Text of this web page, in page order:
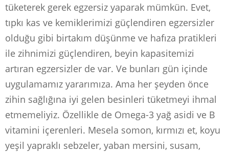
tüketerek gerek egzersiz yaparak mümkün. Evet,
tıpkı kas ve kemiklerimizi güçlendiren egzersizler
olduğu gibi birtakım düşünme ve hafıza pratikleri
ile zihnimizi güçlendiren, beyin kapasitemizi
artıran egzersizler de var. Ve bunları gün içinde
uygulamamız yararımıza. Ama her şeyden önce
zihin sağlığına iyi gelen besinleri tüketmeyi ihmal
etmemeliyiz. Özellikle de Omega-3 yağ asidi ve B
vitamini içerenleri. Mesela somon, kırmızı et, koyu
yeşil yapraklı sebzeler, yaban mersini, susam,